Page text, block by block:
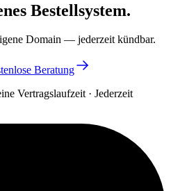
Bestellsystem.
Domain — jederzeit kündbar.
Beratung
Vertragslaufzeit · Jederzeit